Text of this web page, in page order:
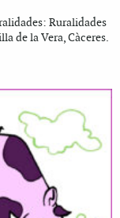
Ruralidades
de la Vera, Càceres.